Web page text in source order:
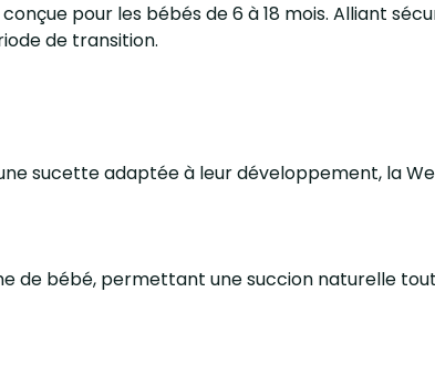
pour les bébés de 6 à 18 mois. Alliant
de transition.
sucette adaptée à leur développement, la
de bébé, permettant une succion naturelle